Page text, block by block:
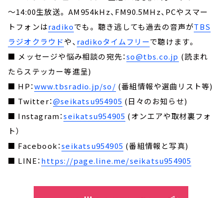
～14:00生放送。 AM954kHz、FM90.5MHz、PCやスマー
トフォンはradikoでも。 聴き逃しても過去の音声がTBS
ラジオクラウドや、 radikoタイムフリーで聴けます。
■ メッセージや悩み相談の宛先：so@tbs.co.jp (読まれ
たらステッカー等進呈)
■ HP：www.tbsradio.jp/so/ (番組情報や選曲リスト等)
■ Twitter：@seikatsu954905 (日々のお知らせ)
■ Instagram：seikatsu954905 (オンエアや取材裏フォ
ト）
■ Facebook：seikatsu954905 (番組情報と写真)
■ LINE：https://page.line.me/seikatsu954905